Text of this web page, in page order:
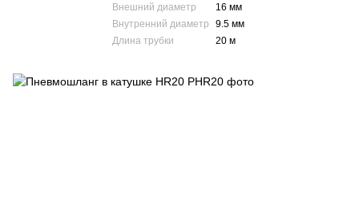
Внешний диаметр
16 мм
Внутренний диаметр
9.5 мм
Длина трубки
20 м